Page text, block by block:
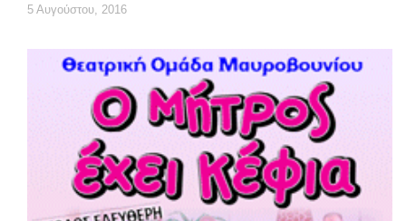
5 Αυγούστου, 2016